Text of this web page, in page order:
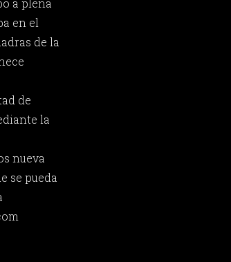
en el
de la
de
la
nueva
se pueda